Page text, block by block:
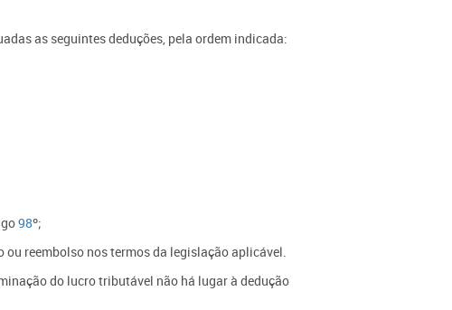
as seguintes deduções, pela ordem indicada:
98º;
reembolso nos termos da legislação aplicável.
do lucro tributável não há lugar à dedução